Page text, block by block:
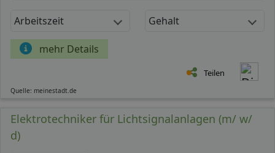
Arbeitszeit Gehalt
mehr Details
Teilen
Quelle: meinestadt.de
Elektrotechniker für Lichtsignalanlagen (m/ w/
d)